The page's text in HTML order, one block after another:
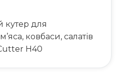
для
ковбаси, салатів
H40